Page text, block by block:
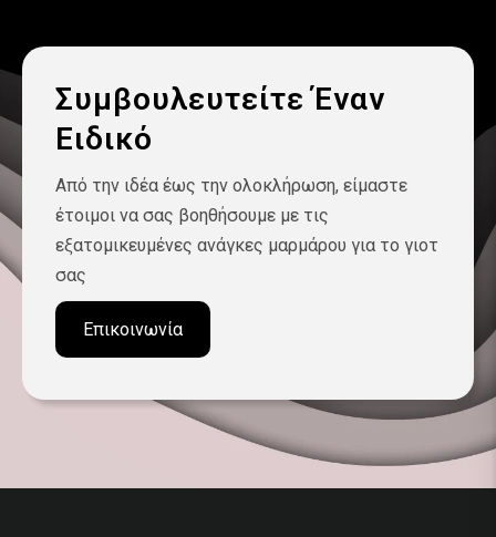
Συμβουλευτείτε Έναν
Ειδικό
Από την ιδέα έως την ολοκλήρωση, είμαστε
έτοιμοι να σας βοηθήσουμε με τις
εξατομικευμένες ανάγκες μαρμάρου για το γιοτ
σας
Επικοινωνία